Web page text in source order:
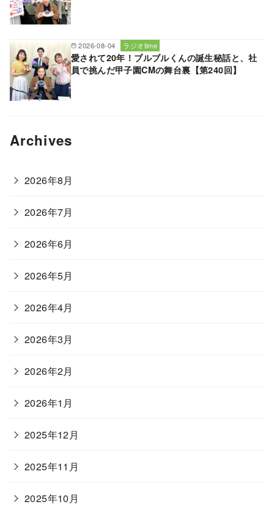
2026-08-04 ラジオtime
愛されて20年！ブルブルくんの誕生秘話と、社
員で挑んだ甲子園CMの舞台裏【第240回】
Archives
2026年8月
2026年7月
2026年6月
2026年5月
2026年4月
2026年3月
2026年2月
2026年1月
2025年12月
2025年11月
2025年10月